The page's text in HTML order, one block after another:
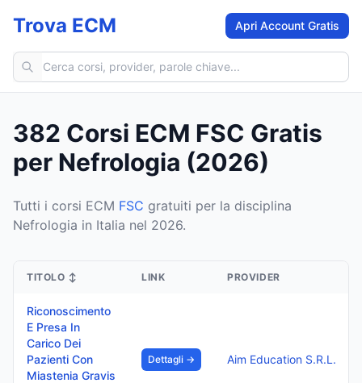
Trova ECM Apri Account Gratis
Cerca corsi ECM
382 Corsi ECM FSC Gratis
per Nefrologia (2026)
Tutti i corsi ECM FSC gratuiti per la disciplina
Nefrologia in Italia nel 2026.
TITOLO ↕ LINK PROVIDER
Riconoscimento
E Presa In
Carico Dei
Pazienti Con
Miastenia Gravis
Dettagli → Aim Education S.R.L.